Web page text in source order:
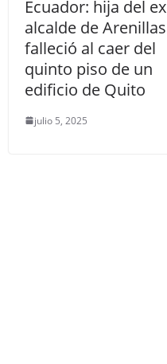
Ecuador: hija del ex
alcalde de Arenillas
falleció al caer del
quinto piso de un
edificio de Quito
julio 5, 2025